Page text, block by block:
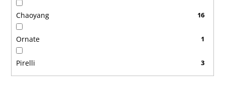
Chaoyang 16
Ornate 1
Pirelli 3